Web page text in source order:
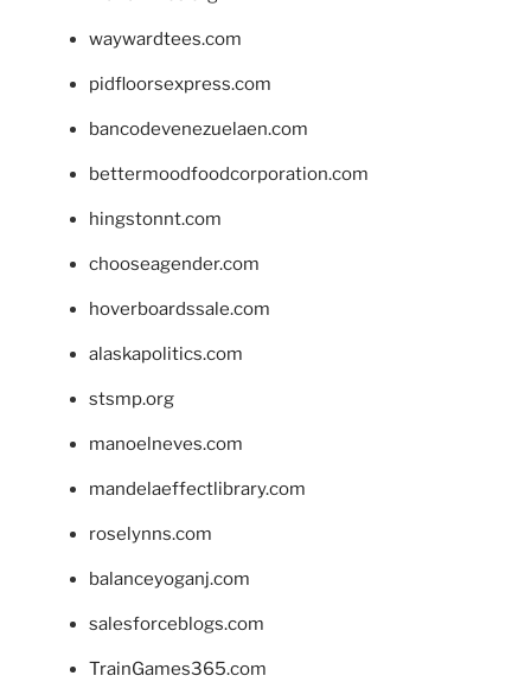
waywardtees.com
pidfloorsexpress.com
bancodevenezuelaen.com
bettermoodfoodcorporation.com
hingstonnt.com
chooseagender.com
hoverboardssale.com
alaskapolitics.com
stsmp.org
manoelneves.com
mandelaeffectlibrary.com
roselynns.com
balanceyoganj.com
salesforceblogs.com
TrainGames365.com